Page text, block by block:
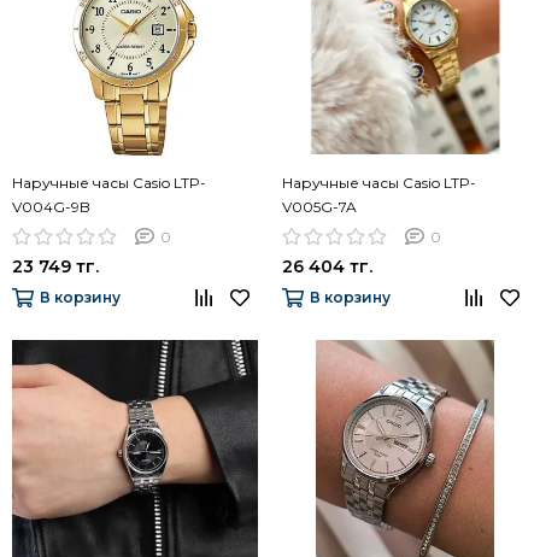
Наручные часы Casio LTP-
V004G-9B
0
23 749 тг.
В корзину
Наручные часы Casio LTP-
V005G-7A
0
26 404 тг.
В корзину